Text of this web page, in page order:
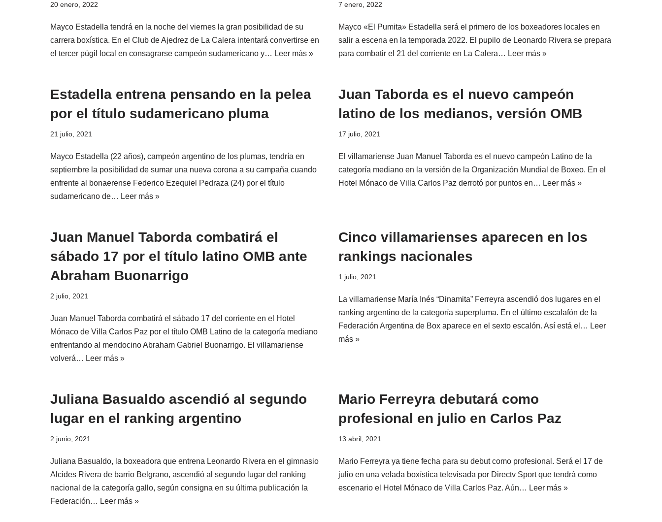
20 enero, 2022
Mayco Estadella tendrá en la noche del viernes la gran posibilidad de su
carrera boxística. En el Club de Ajedrez de La Calera intentará convertirse en
el tercer púgil local en consagrarse campeón sudamericano y… Leer más »
7 enero, 2022
Mayco «El Pumita» Estadella será el primero de los boxeadores locales en
salir a escena en la temporada 2022. El pupilo de Leonardo Rivera se prepara
para combatir el 21 del corriente en La Calera… Leer más »
Estadella entrena pensando en la pelea
por el título sudamericano pluma
21 julio, 2021
Mayco Estadella (22 años), campeón argentino de los plumas, tendría en
septiembre la posibilidad de sumar una nueva corona a su campaña cuando
enfrente al bonaerense Federico Ezequiel Pedraza (24) por el título
sudamericano de… Leer más »
Juan Taborda es el nuevo campeón
latino de los medianos, versión OMB
17 julio, 2021
El villamariense Juan Manuel Taborda es el nuevo campeón Latino de la
categoría mediano en la versión de la Organización Mundial de Boxeo. En el
Hotel Mónaco de Villa Carlos Paz derrotó por puntos en… Leer más »
Juan Manuel Taborda combatirá el
sábado 17 por el título latino OMB ante
Abraham Buonarrigo
2 julio, 2021
Juan Manuel Taborda combatirá el sábado 17 del corriente en el Hotel
Mónaco de Villa Carlos Paz por el título OMB Latino de la categoría mediano
enfrentando al mendocino Abraham Gabriel Buonarrigo. El villamariense
volverá… Leer más »
Cinco villamarienses aparecen en los
rankings nacionales
1 julio, 2021
La villamariense María Inés “Dinamita” Ferreyra ascendió dos lugares en el
ranking argentino de la categoría superpluma. En el último escalafón de la
Federación Argentina de Box aparece en el sexto escalón. Así está el… Leer
más »
Juliana Basualdo ascendió al segundo
lugar en el ranking argentino
2 junio, 2021
Juliana Basualdo, la boxeadora que entrena Leonardo Rivera en el gimnasio
Alcides Rivera de barrio Belgrano, ascendió al segundo lugar del ranking
nacional de la categoría gallo, según consigna en su última publicación la
Federación… Leer más »
Mario Ferreyra debutará como
profesional en julio en Carlos Paz
13 abril, 2021
Mario Ferreyra ya tiene fecha para su debut como profesional. Será el 17 de
julio en una velada boxística televisada por Directv Sport que tendrá como
escenario el Hotel Mónaco de Villa Carlos Paz. Aún… Leer más »